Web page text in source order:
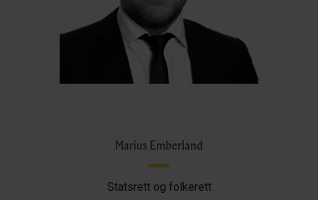
Marius Emberland
Statsrett og folkerett